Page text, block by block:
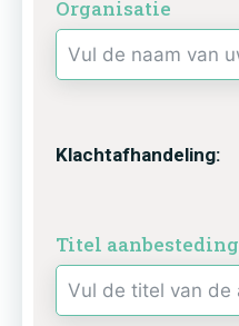
Organisatie
Klachtafhandeling:
Titel aanbesteding